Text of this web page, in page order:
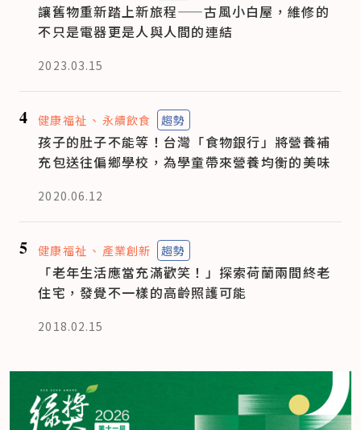
讓舊物重新踏上新旅程——古風小白屋，維修的
不只是電器更是人與人間的連結
2023.03.15
4 健康福祉 永續飲食 趨勢
孩子的肚子不能等！台灣「食物銀行」將營養補
充包送往偏鄉學校，為學童帶來營養均衡的美味
2020.06.12
5 健康福祉 產業創新 趨勢
「老年生活應當充滿歡笑！」探索荷蘭兩間終老
住宅，發覺不一樣的高齡照護可能
2018.02.15